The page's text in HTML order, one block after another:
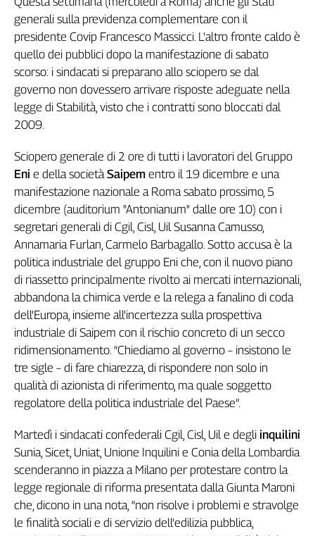
Girasoli
Sassolino
Linea
Economica
Tech
It
Easy
Inserti
Idea
Diffusa
InFlai
Le
trasmissioni
tv
Work
Progress
L'Italia
nel
Lavoro
Territori
Molise
Alto
Adige
Basilicata
Calabria
Campania
generali sulla previdenza complementare con il
presidente Covip Francesco Massicci. L'altro fronte caldo è
quello dei pubblici dopo la manifestazione di sabato
scorso: i sindacati si preparano allo sciopero se dal
governo non dovessero arrivare risposte adeguate nella
legge di Stabilità, visto che i contratti sono bloccati dal
2009.
Sciopero generale di 2 ore di tutti i lavoratori del Gruppo
Eni e della societàSaipem entro il 19 dicembre e una
manifestazione nazionale a Roma sabato prossimo, 5
dicembre (auditorium "Antonianum" dalle ore 10) con i
segretari generali di Cgil, Cisl, Uil Susanna Camusso,
Annamaria Furlan, Carmelo Barbagallo. Sotto accusa è la
politica industriale del gruppo Eni che, con il nuovo piano
di riassetto principalmente rivolto ai mercati internazionali,
abbandona la chimica verde e la relega a fanalino di coda
dell'Europa, insieme all'incertezza sulla prospettiva
industriale di Saipem con il rischio concreto di un secco
ridimensionamento. “Chiediamo al governo – insistono le
tre sigle – di fare chiarezza, di rispondere non solo in
qualità di azionista di riferimento, ma quale soggetto
regolatore della politica industriale del Paese”.
Martedì i sindacati confederali Cgil, Cisl, Uil e degli inquilini
Sunia, Sicet, Uniat, Unione Inquilini e Conia della Lombardia
scenderanno in piazza a Milano per protestare contro la
legge regionale di riforma presentata dalla Giunta Maroni
che, dicono in una nota, “non risolve i problemi e stravolge
le finalità sociali e di servizio dell'edilizia pubblica,